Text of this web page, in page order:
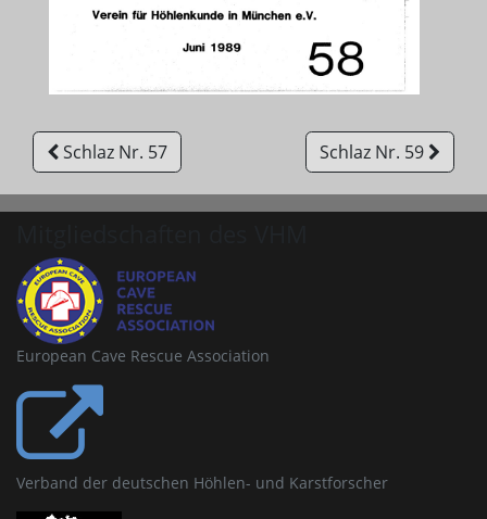
Schlaz Nr. 57 Schlaz Nr. 59
European Cave Rescue Association
Verband der deutschen Höhlen- und Karstforscher